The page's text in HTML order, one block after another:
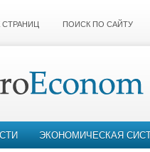
ПОИСК ПО САЙТУ
ЭКОНОМИЧЕСКАЯ